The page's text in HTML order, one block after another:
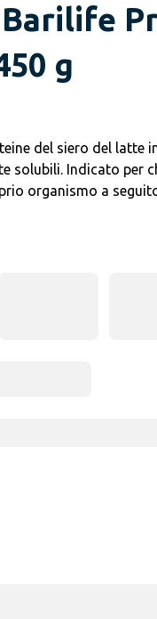
Barilife
g
del siero del latte
solubili. Indicato per
organismo a